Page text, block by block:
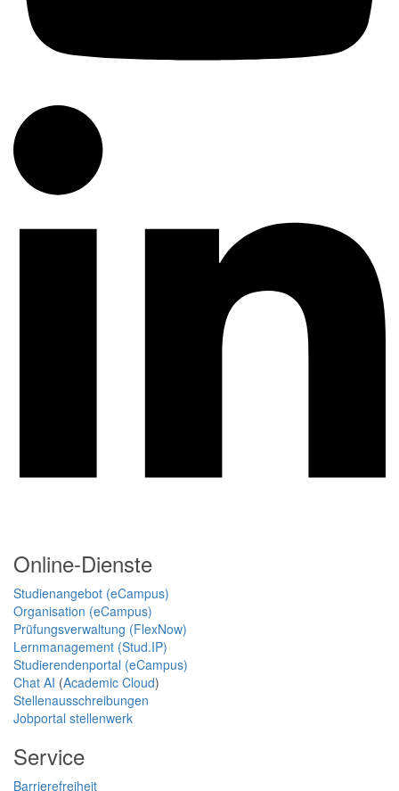
Online-Dienste
Studienangebot (eCampus)
Organisation (eCampus)
Prüfungsverwaltung (FlexNow)
Lernmanagement (Stud.IP)
Studierendenportal (eCampus)
Chat AI (Academic Cloud)
Stellenausschreibungen
Jobportal stellenwerk
Service
Barrierefreiheit